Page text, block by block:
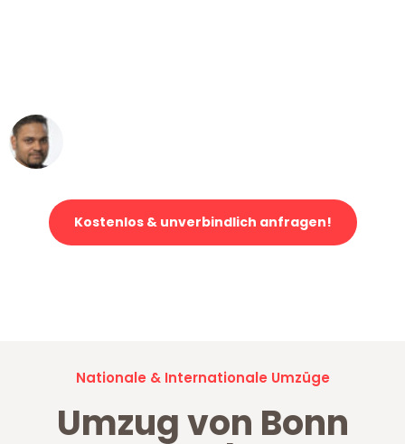
Kostenlos & unverbindlich anfragen!
Nationale & Internationale Umzüge
Umzug von Bonn